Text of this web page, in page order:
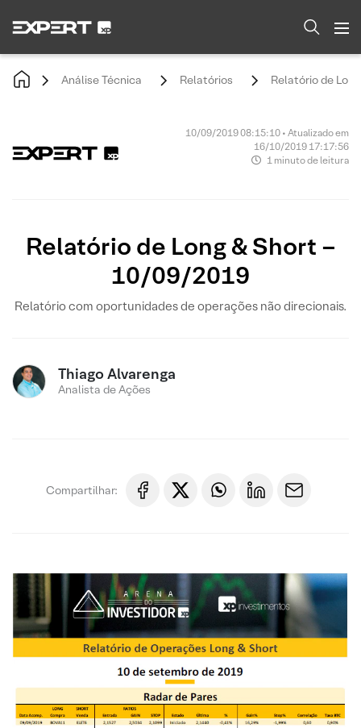
Análise Técnica Relatórios Relatório de
10/09/2019 08:15:10 • Atualizado em
16/10/2019 17:17:56
1 minuto de leitura
Relatório de Long & Short –
10/09/2019
Relatório com oportunidades de operações não direcionais.
Thiago Alvarenga
Analista de Ações
Compartilhar: